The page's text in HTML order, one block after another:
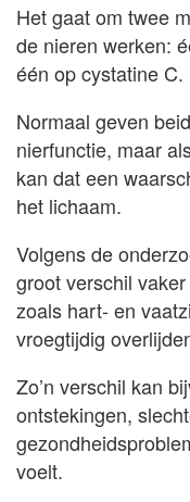
Het gaat om twee
de nieren werken:
één op cystatine C.
Normaal geven
nierfunctie, maar
kan dat een
het lichaam.
Volgens de
groot verschil
zoals hart- en
vroegtijdig
Zo’n verschil kan
ontstekingen,
voelt.